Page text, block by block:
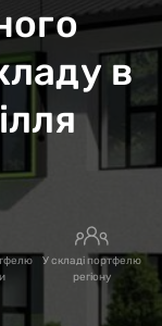
в
У складі портфелю
регіону